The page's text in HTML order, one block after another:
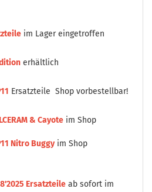
im Lager eingetroffen
erhältlich
Ersatzteile Shop vorbestellbar!
& Cayote im Shop
Nitro Buggyim Shop
Ersatzteile ab sofort im